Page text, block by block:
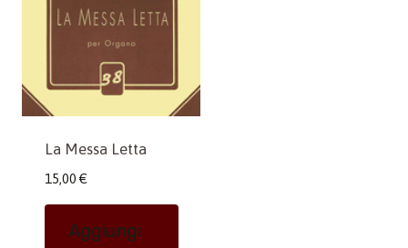
La Messa Letta
15,00 €
Aggiungi